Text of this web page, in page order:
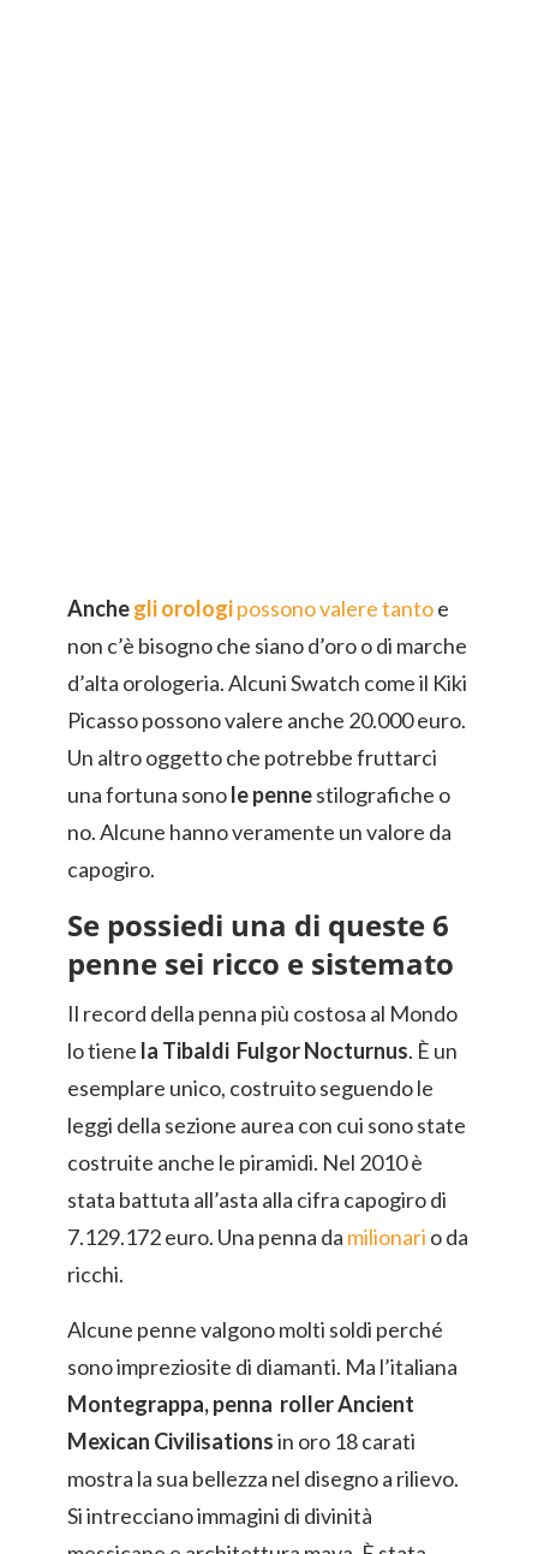
Anchegli orologipossono valere tantoe
non c’è bisogno che siano d’oro o di marche
d’alta orologeria. Alcuni Swatch come il Kiki
Picasso possono valere anche 20.000 euro.
Un altro oggetto che potrebbe fruttarci
una fortuna sonole pennestilografiche o
no. Alcune hanno veramente un valore da
capogiro.
Se possiedi una di queste 6
penne sei ricco e sistemato
Il record della penna più costosa al Mondo
lo tiene la Tibaldi Fulgor Nocturnus. È un
esemplare unico, costruito seguendo le
leggi della sezione aurea con cui sono state
costruite anche le piramidi. Nel 2010 è
stata battuta all’asta alla cifra capogiro di
7.129.172 euro. Una penna da milionari o da
ricchi.
Alcune penne valgono molti soldi perché
sono impreziosite di diamanti. Ma l’italiana
Montegrappa, penna roller Ancient
Mexican Civilisationsin oro 18 carati
mostra la sua bellezza nel disegno a rilievo.
Si intrecciano immagini di divinità